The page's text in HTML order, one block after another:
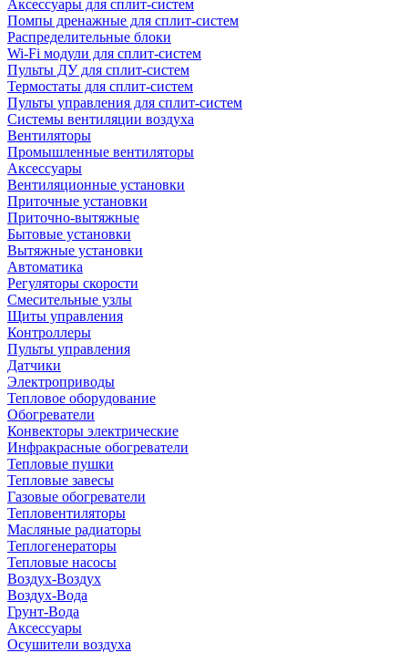
Аксессуары для сплит-систем
Помпы дренажные для сплит-систем
Распределительные блоки
Wi-Fi модули для сплит-систем
Пульты ДУ для сплит-систем
Термостаты для сплит-систем
Пульты управления для сплит-систем
Системы вентиляции воздуха
Вентиляторы
Промышленные вентиляторы
Аксессуары
Вентиляционные установки
Приточные установки
Приточно-вытяжные
Бытовые установки
Вытяжные установки
Автоматика
Регуляторы скорости
Смесительные узлы
Щиты управления
Контроллеры
Пульты управления
Датчики
Электроприводы
Тепловое оборудование
Обогреватели
Конвекторы электрические
Инфракрасные обогреватели
Тепловые пушки
Тепловые завесы
Газовые обогреватели
Тепловентиляторы
Масляные радиаторы
Теплогенераторы
Тепловые насосы
Воздух-Воздух
Воздух-Вода
Грунт-Вода
Аксессуары
Осушители воздуха